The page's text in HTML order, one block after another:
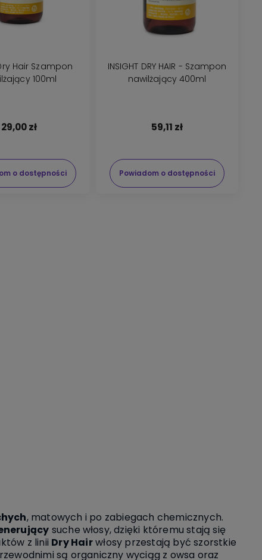
Hair Szampon
100ml
29,00 zł
o dostępności
INSIGHT DRY HAIR - Szampon
nawilżający 400ml
59,11 zł
Powiadom o dostępności
, matowych i po zabiegach chemicznych.
suche włosy, dzięki któremu stają się
z linii Dry Hairwłosy przestają być szorstkie
są organiczny wyciąg z owsa oraz